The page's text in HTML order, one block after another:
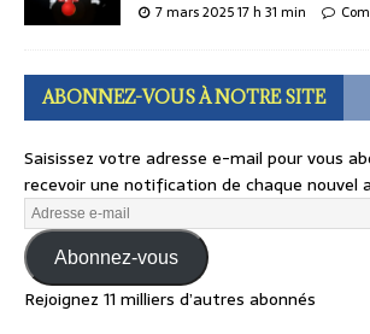
7 mars 2025 17 h 31 min
ABONNEZ-VOUS À NOTRE SITE
Saisissez votre adresse e-mail pour vous
recevoir une notification de chaque nouvel
Abonnez-vous
Rejoignez 11 milliers d’autres abonnés